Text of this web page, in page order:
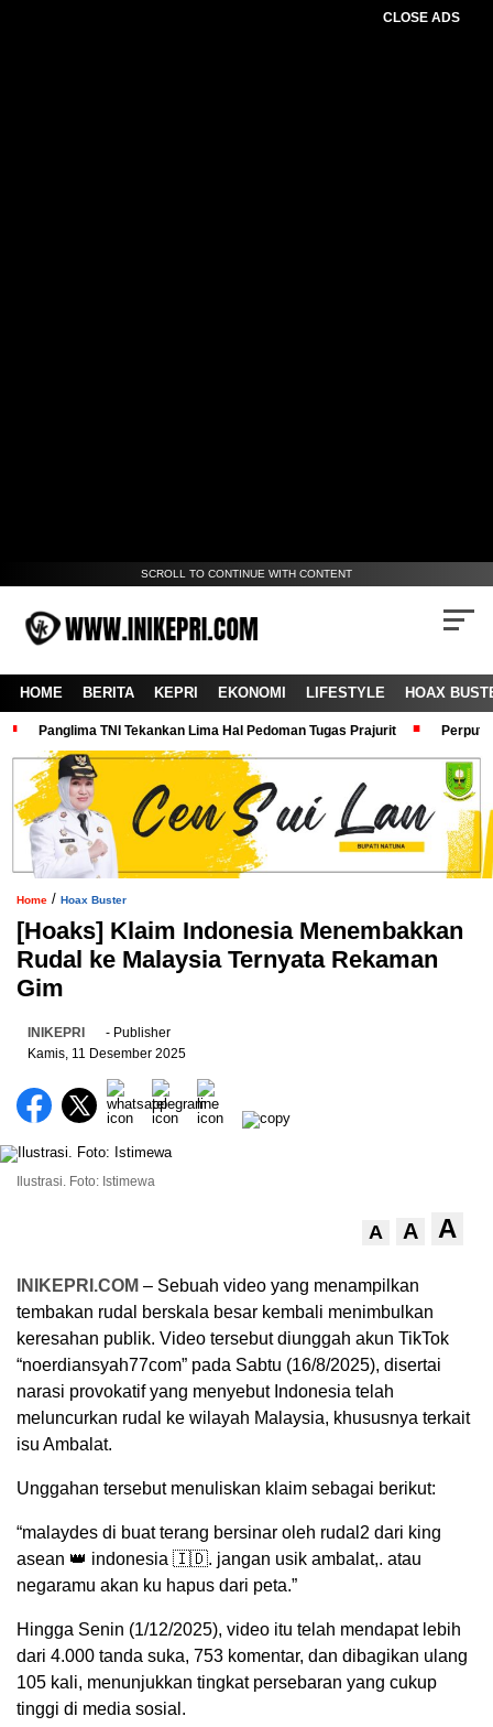
CLOSE ADS
SCROLL TO CONTINUE WITH CONTENT
HOME BERITA KEPRI EKONOMI LIFESTYLE HOAX
Panglima TNI Tekankan Lima Hal Pedoman Tugas Prajurit
Home / Hoax Buster
[Hoaks] Klaim Indonesia Menembakkan
Rudal ke Malaysia Ternyata Rekaman
Gim
INIKEPRI
- Publisher
Kamis, 11 Desember 2025
Ilustrasi. Foto: Istimewa
A A A
INIKEPRI.COM – Sebuah video yang menampilkan
tembakan rudal berskala besar kembali menimbulkan
keresahan publik. Video tersebut diunggah akun TikTok
“noerdiansyah77com” pada Sabtu (16/8/2025), disertai
narasi provokatif yang menyebut Indonesia telah
meluncurkan rudal ke wilayah Malaysia, khususnya terkait
isu Ambalat.
Unggahan tersebut menuliskan klaim sebagai berikut:
“malaydes di buat terang bersinar oleh rudal2 dari king
asean 👑 indonesia 🇮🇩. jangan usik ambalat,. atau
negaramu akan ku hapus dari peta.”
Hingga Senin (1/12/2025), video itu telah mendapat lebih
dari 4.000 tanda suka, 753 komentar, dan dibagikan ulang
105 kali, menunjukkan tingkat persebaran yang cukup
tinggi di media sosial.